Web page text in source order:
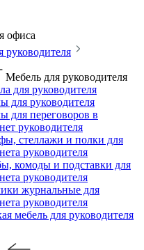
офиса
руководителя
Мебель для руководителя
для руководителя
для руководителя
для переговоров в
руководителя
стеллажи и полки для
руководителя
комоды и подставки для
руководителя
журнальные для
руководителя
мебель для руководителя